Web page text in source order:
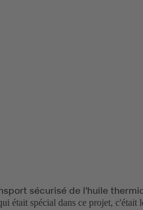
sécurisé de l'huile
était spécial dans ce projet, c'était